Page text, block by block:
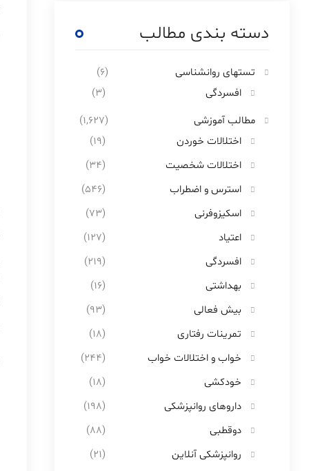
دسته بندی مطالب
تستهای روانشناسی
(6)
افسردگی
(3)
مطالب آموزشی
(1,627)
اختلالات خوردن
(19)
اختلالات شخصیت
(34)
استرس و اضطراب
(546)
اسکیزوفرنی
(73)
اعتیاد
(127)
افسردگی
(219)
بهداشتی
(16)
بیش فعالی
(93)
تمرینات رفتاری
(18)
خواب و اختلالات خواب
(244)
خودکشی
(18)
داروهای روانپزشکی
(198)
دوقطبی
(88)
روانپزشکی آنلاین
(21)